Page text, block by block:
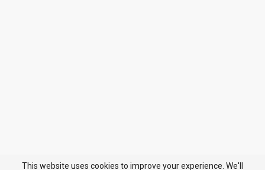
This website uses cookies to improve your experience. We'll